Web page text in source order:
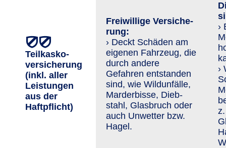
Teilkasko­
versicherung
(inkl. aller
Leis­tungen
aus der
Haftpflicht)
Freiwillige Versi­che­
rung:
› Deckt Schäden am
eigenen Fahrzeug, die
durch andere
Gefahren entstanden
sind, wie Wild­unfälle,
Marder­bisse, Dieb­
stahl, Glasbruch oder
auch Un­wetter bzw.
Hagel.
›
›